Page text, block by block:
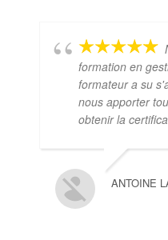
formation en
formateur a su
nous apporter
obtenir la
ANTOINE